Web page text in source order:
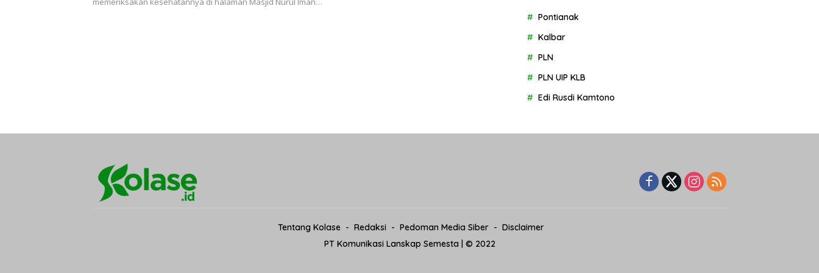
Pontianak
Kalbar
PLN
PLN UIP KLB
Edi Rusdi Kamtono
Tentang Kolase Redaksi Pedoman Media Siber
Disclaimer
PT Komunikasi Lanskap Semesta | © 2022